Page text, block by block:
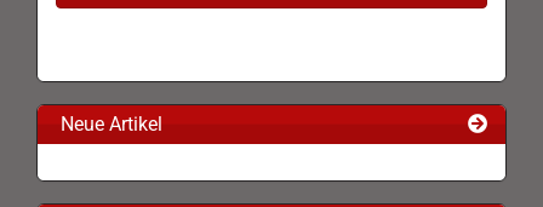
Neue Artikel